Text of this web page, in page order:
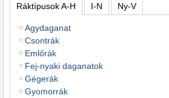
Ráktípusok A-H I-N Ny-V
Agydaganat
Csontrák
Emlőrák
Fej-nyaki daganatok
Gégerák
Gyomorrák